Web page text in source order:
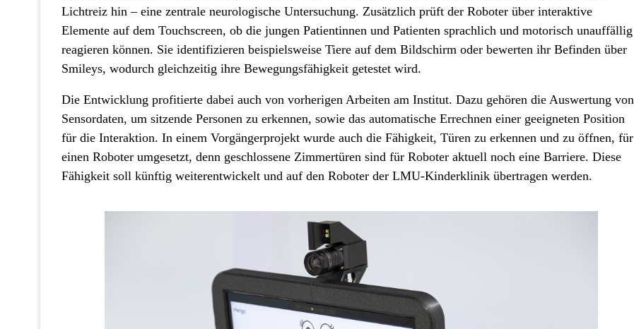
Lichtreiz hin – eine zentrale neurologische Untersuchung. Zusätzlich prüft der Roboter über interaktive
Elemente auf dem Touchscreen, ob die jungen Patientinnen und Patienten sprachlich und motorisch unauffällig
reagieren können. Sie identifizieren beispielsweise Tiere auf dem Bildschirm oder bewerten ihr Befinden über
Smileys, wodurch gleichzeitig ihre Bewegungsfähigkeit getestet wird.
Die Entwicklung profitierte dabei auch von vorherigen Arbeiten am Institut. Dazu gehören die Auswertung von
Sensordaten, um sitzende Personen zu erkennen, sowie das automatische Errechnen einer geeigneten Position
für die Interaktion. In einem Vorgängerprojekt wurde auch die Fähigkeit, Türen zu erkennen und zu öffnen, für
einen Roboter umgesetzt, denn geschlossene Zimmertüren sind für Roboter aktuell noch eine Barriere. Diese
Fähigkeit soll künftig weiterentwickelt und auf den Roboter der LMU-Kinderklinik übertragen werden.